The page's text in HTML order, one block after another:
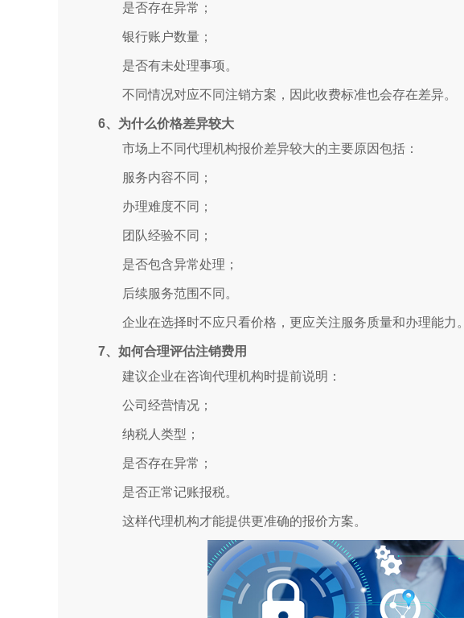
是否存在异常；
银行账户数量；
是否有未处理事项。
不同情况对应不同注销方案，因此收费标准也会存在差异。
6、为什么价格差异较大
市场上不同代理机构报价差异较大的主要原因包括：
服务内容不同；
办理难度不同；
团队经验不同；
是否包含异常处理；
后续服务范围不同。
企业在选择时不应只看价格，更应关注服务质量和办理能力。
7、如何合理评估注销费用
建议企业在咨询代理机构时提前说明：
公司经营情况；
纳税人类型；
是否存在异常；
是否正常记账报税。
这样代理机构才能提供更准确的报价方案。